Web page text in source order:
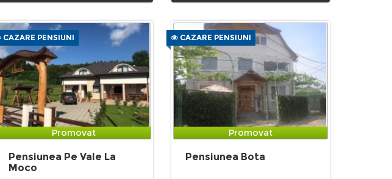
CAZARE PENSIUNI
Promovat
Pensiunea Pe Vale La
Moco
CAZARE PENSIUNI
Promovat
Pensiunea Bota